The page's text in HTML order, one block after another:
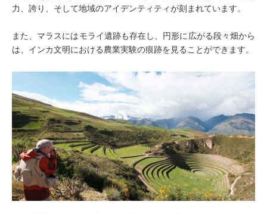
力、誇り、そして地域のアイデンティティが刻まれています。
また、マラスにはモライ遺跡も存在し、円形に広がる段々畑から
は、インカ文明における農業実験の痕跡を見ることができます。